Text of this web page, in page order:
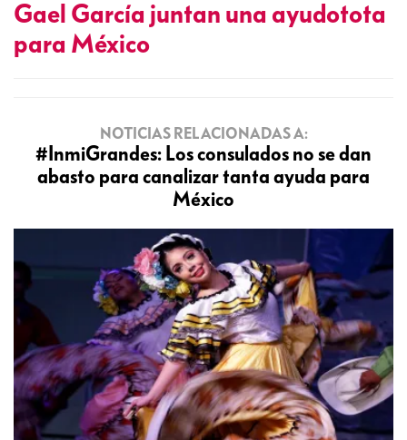
Gael García juntan una ayudotota
para México
NOTICIAS RELACIONADAS A:
#InmiGrandes: Los consulados no se dan
abasto para canalizar tanta ayuda para
México